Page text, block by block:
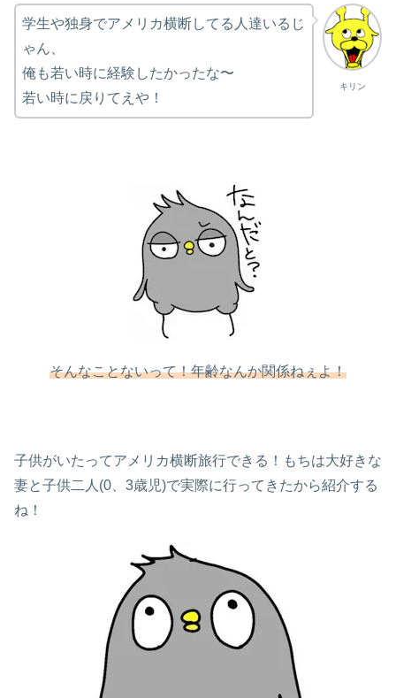
キリン
学生や独身でアメリカ横断してる人達いるじ
ゃん、
俺も若い時に経験したかったな〜
若い時に戻りてえや！
そんなことないって！年齢なんか関係ねぇよ！
子供がいたってアメリカ横断旅行できる！もちは大好きな
妻と子供二人(0、3歳児)で実際に行ってきたから紹介する
ね！